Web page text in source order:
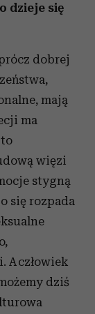
dzieje się
dobrej
mają
ma
więzi
stygną
się rozpada
A człowiek
dziś